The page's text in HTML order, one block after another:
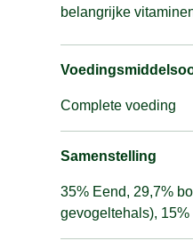
belangrijke
Complete voeding
Samenstelling
35% Eend, 29,7%
gevogeltehals),